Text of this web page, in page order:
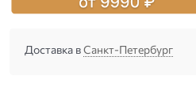
Доставка вСанкт-Петербург